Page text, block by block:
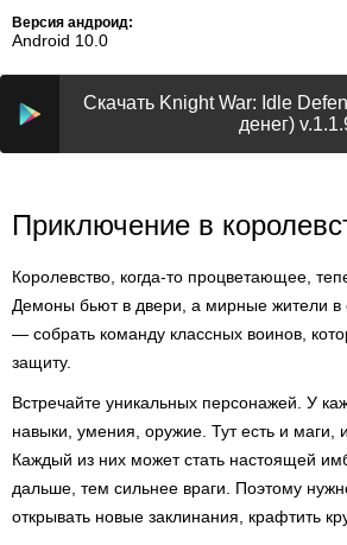
Версия андроид:
Android 10.0
Скачать Knight War: Idle
денег)
Приключение в
Королевство, когда-то процветающее,
Демоны бьют в двери, а мирные жители в
— собрать команду классных воинов,
защиту.
Встречайте уникальных персонажей. У
навыки, умения, оружие. Тут есть и маги,
Каждый из них может стать настоящей
дальше, тем сильнее враги. Поэтому
открывать новые заклинания, крафтить